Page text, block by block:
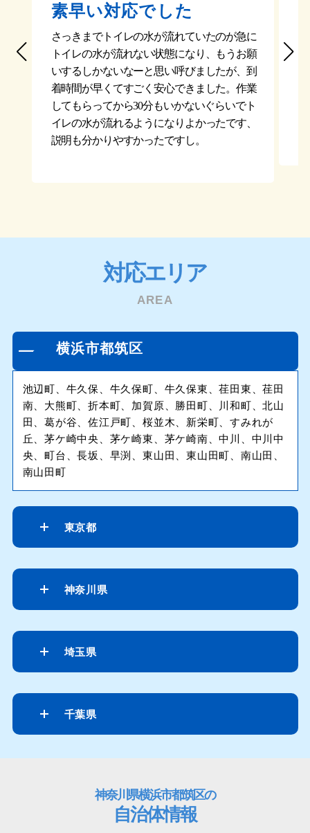
素早い対応でした
さっきまでトイレの水が流れていたのが急に
トイレの水が流れない状態になり、もうお願
いするしかないなーと思い呼びましたが、到
着時間が早くてすごく安心できました。作業
してもらってから30分もいかないぐらいでト
イレの水が流れるようになりよかったです、
説明も分かりやすかったですし。
対応エリア
AREA
横浜市都筑区
池辺町、牛久保、牛久保町、牛久保東、荏田東、荏田
南、大熊町、折本町、加賀原、勝田町、川和町、北山
田、葛が谷、佐江戸町、桜並木、新栄町、すみれが
丘、茅ケ崎中央、茅ケ崎東、茅ケ崎南、中川、中川中
央、町台、長坂、早渕、東山田、東山田町、南山田、
南山田町
東京都
神奈川県
埼玉県
千葉県
神奈川県横浜市都筑区の
自治体情報